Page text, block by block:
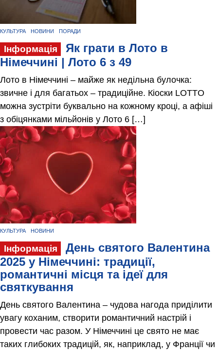
КУЛЬТУРА НОВИНИ ПОРАДИ
Інформація
Як грати в Лото в
Німеччині | Лото 6 з 49
Лото в Німеччині – майже як недільна булочка:
звичне і для багатьох – традиційне. Кіоски LOTTO
можна зустріти буквально на кожному кроці, а афіші
з обіцянками мільйонів у Лото 6 […]
КУЛЬТУРА НОВИНИ
Інформація
День святого Валентина
2025 у Німеччині: традиції,
романтичні місця та ідеї для
святкування
День святого Валентина – чудова нагода приділити
увагу коханим, створити романтичний настрій і
провести час разом. У Німеччині це свято не має
таких глибоких традицій, як, наприклад, у Франції чи